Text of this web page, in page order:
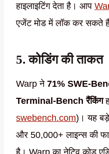
हाइलाइटिंग देता है। आप
एजेंट मोड में लॉक कर सकते
5. कोडिंग की ताकत
Warp ने 71% SWE-
Terminal-Bench रैंकिंग
swebench.com)। यह बड़े
और 50,000+ लाइन्स की
है। Warp का नेटिव कोड